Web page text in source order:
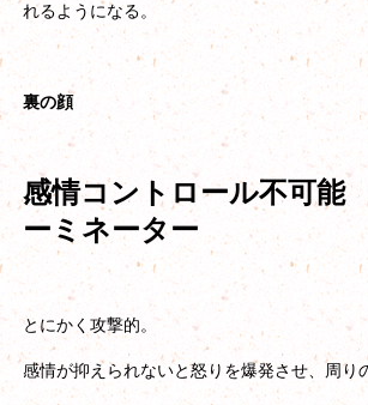
れるようになる。
裏の顔
感情コントロール不可能
ーミネーター
とにかく攻撃的。
感情が抑えられないと怒りを爆発させ、周り